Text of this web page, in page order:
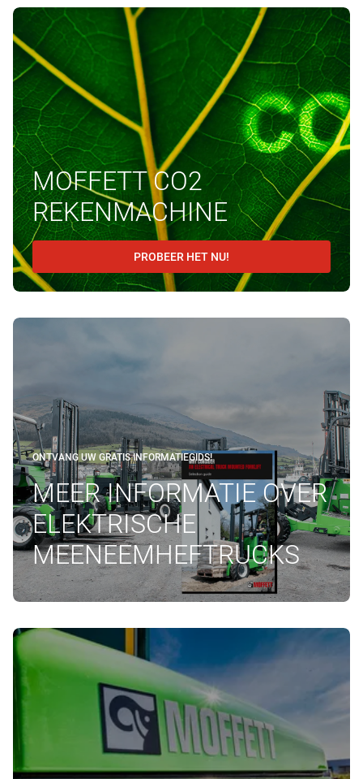
MOFFETT CO2
REKENMACHINE
PROBEER HET NU!
ONTVANG UW GRATIS INFORMATIEGIDS!
MEER INFORMATIE OVER
ELEKTRISCHE
MEENEEMHEFTRUCKS